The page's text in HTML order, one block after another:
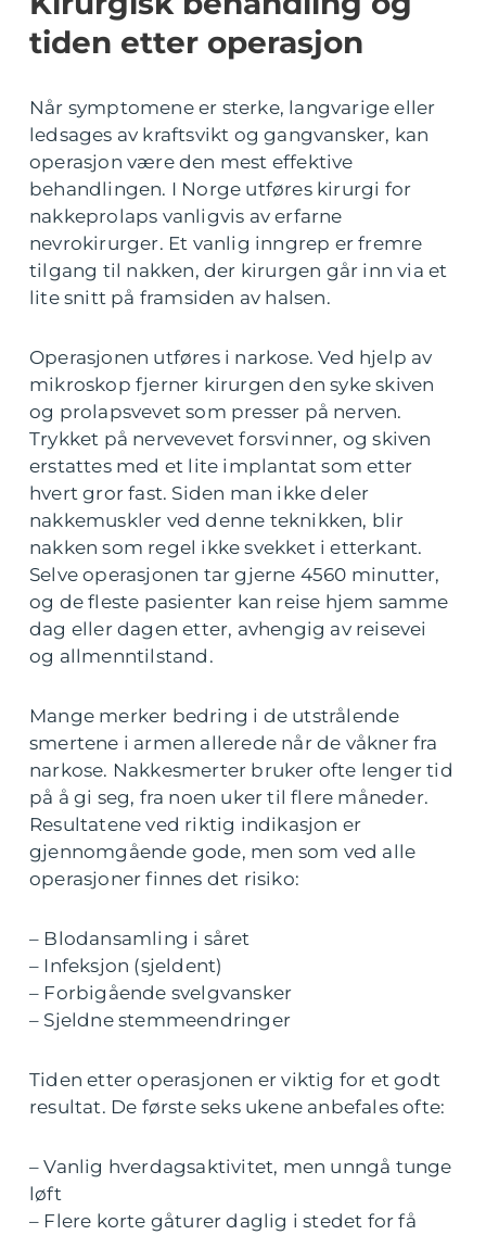
tiden etter operasjon
Når symptomene er sterke, langvarige eller
ledsages av kraftsvikt og gangvansker, kan
operasjon være den mest effektive
behandlingen. I Norge utføres kirurgi for
nakkeprolaps vanligvis av erfarne
nevrokirurger. Et vanlig inngrep er fremre
tilgang til nakken, der kirurgen går inn via et
lite snitt på framsiden av halsen.
Operasjonen utføres i narkose. Ved hjelp av
mikroskop fjerner kirurgen den syke skiven
og prolapsvevet som presser på nerven.
Trykket på nervevevet forsvinner, og skiven
erstattes med et lite implantat som etter
hvert gror fast. Siden man ikke deler
nakkemuskler ved denne teknikken, blir
nakken som regel ikke svekket i etterkant.
Selve operasjonen tar gjerne 4560 minutter,
og de fleste pasienter kan reise hjem samme
dag eller dagen etter, avhengig av reisevei
og allmenntilstand.
Mange merker bedring i de utstrålende
smertene i armen allerede når de våkner fra
narkose. Nakkesmerter bruker ofte lenger tid
på å gi seg, fra noen uker til flere måneder.
Resultatene ved riktig indikasjon er
gjennomgående gode, men som ved alle
operasjoner finnes det risiko:
– Blodansamling i såret
– Infeksjon (sjeldent)
– Forbigående svelgvansker
– Sjeldne stemmeendringer
Tiden etter operasjonen er viktig for et godt
resultat. De første seks ukene anbefales ofte:
– Vanlig hverdagsaktivitet, men unngå tunge
løft
– Flere korte gåturer daglig i stedet for få